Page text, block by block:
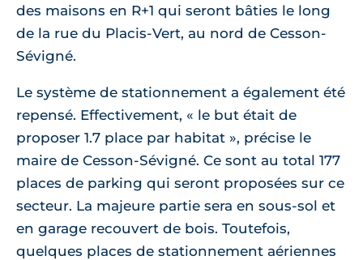
des maisons en R+1 qui seront bâties le long
de la rue du Placis-Vert, au nord de Cesson-
Sévigné.
Le système de stationnement a également été
repensé. Effectivement, « le but était de
proposer 1.7 place par habitat », précise le
maire de Cesson-Sévigné. Ce sont au total 177
places de parking qui seront proposées sur ce
secteur. La majeure partie sera en sous-sol et
en garage recouvert de bois. Toutefois,
quelques places de stationnement aériennes